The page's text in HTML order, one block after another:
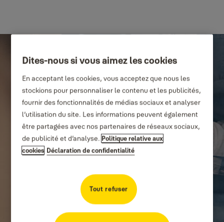
Dites-nous si vous aimez les cookies
En acceptant les cookies, vous acceptez que nous les
stockions pour personnaliser le contenu et les publicités,
fournir des fonctionnalités de médias sociaux et analyser
l’utilisation du site. Les informations peuvent également
être partagées avec nos partenaires de réseaux sociaux,
de publicité et d’analyse. Politique relative aux
cookies Déclaration de confidentialité
Tout refuser